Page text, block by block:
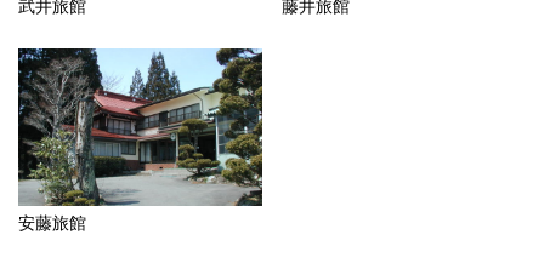
武井旅館 藤井旅館
安藤旅館